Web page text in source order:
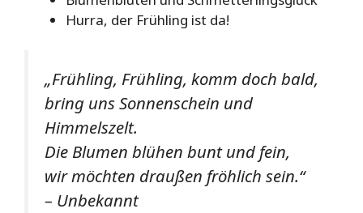
Hurra, der Frühling ist da!
„Frühling, Frühling, komm doch bald,
bring uns Sonnenschein und
Himmelszelt.
Die Blumen blühen bunt und fein,
wir möchten draußen fröhlich sein.“
– Unbekannt